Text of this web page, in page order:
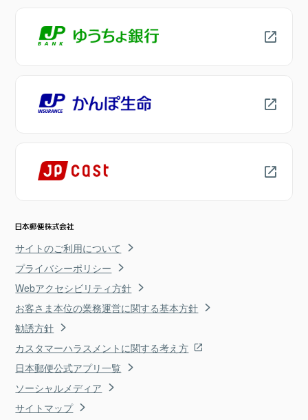
サイトのご利用について
プライバシーポリシー
Webアクセシビリティ方針
お客さま本位の業務運営に関する基本方針
勧誘方針
カスタマーハラスメントに関する考え方
日本郵便公式アプリ一覧
ソーシャルメディア
サイトマップ